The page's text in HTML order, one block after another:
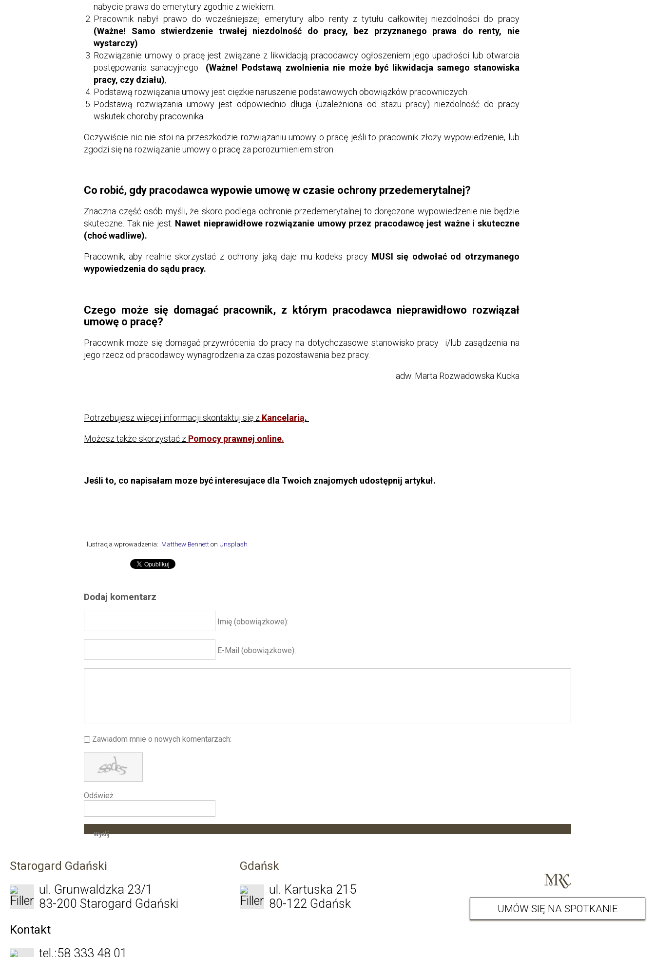
nabycie prawa do emerytury zgodnie z wiekiem.
Pracownik nabył prawo do wcześniejszej emerytury albo renty z tytułu całkowitej niezdolności do pracy
(Ważne! Samo stwierdzenie trwałej niezdolność do pracy, bez przyznanego prawa do renty, nie
wystarczy)
Rozwiązanie umowy o pracę jest związane z likwidacją pracodawcy ogłoszeniem jego upadłości lub otwarcia
postępowania sanacyjnego (Ważne! Podstawą zwolnienia nie może być likwidacja samego stanowiska
pracy, czy działu),
Podstawą rozwiązania umowy jest ciężkie naruszenie podstawowych obowiązków pracowniczych.
Podstawą rozwiązania umowy jest odpowiednio długa (uzależniona od stażu pracy) niezdolność do pracy
wskutek choroby pracownika.
Oczywiście nic nie stoi na przeszkodzie rozwiązaniu umowy o pracę jeśli to pracownik złoży wypowiedzenie, lub
zgodzi się na rozwiązanie umowy o pracę za porozumieniem stron.
Co robić, gdy pracodawca wypowie umowę w czasie ochrony przedemerytalnej?
Znaczna część osób myśli, że skoro podlega ochronie przedemerytalnej to doręczone wypowiedzenie nie będzie
skuteczne. Tak nie jest. Nawet nieprawidłowe rozwiązanie umowy przez pracodawcę jest ważne i skuteczne
(choć wadliwe).
Pracownik, aby realnie skorzystać z ochrony jaką daje mu kodeks pracy MUSI się odwołać od otrzymanego
wypowiedzenia do sądu pracy.
Czego może się domagać pracownik, z którym pracodawca nieprawidłowo rozwiązał
umowę o pracę?
Pracownik może się domagać przywrócenia do pracy na dotychczasowe stanowisko pracy i/lub zasądzenia na
jego rzecz od pracodawcy wynagrodzenia za czas pozostawania bez pracy.
adw. Marta Rozwadowska Kucka
Potrzebujesz więcej informacji skontaktuj się z Kancelarią.
Możesz także skorzystać z Pomocy prawnej online.
Jeśli to, co napisałam moze być interesujace dla Twoich znajomych udostępnij artykuł.
Ilustracja wprowadzenia: Matthew Bennett on Unsplash
Dodaj komentarz
Imię (obowiązkowe)
E-Mail (obowiązkowe)
Zawiadom mnie o nowych komentarzach
Odśwież
Wyślij
Starogard Gdański
ul. Grunwaldzka 23/1
83-200 Starogard Gdański
Gdańsk
ul. Kartuska 215
80-122 Gdańsk
Kontakt
tel.:58 333 48 01
UMÓW SIĘ NA SPOTKANIE